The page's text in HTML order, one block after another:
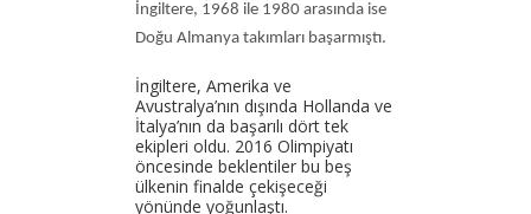
İngiltere, 1968 ile 1980 arasında ise
Doğu Almanya takımları başarmıştı.
İngiltere, Amerika ve
Avustralya’nın dışında Hollanda ve
İtalya’nın da başarılı dört tek
ekipleri oldu. 2016 Olimpiyatı
öncesinde beklentiler bu beş
ülkenin finalde çekişeceği
yönünde yoğunlaştı.